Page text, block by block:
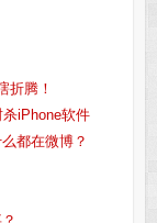
折腾！
杀iPhone软件
都在微博？